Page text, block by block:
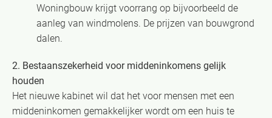
Woningbouw krijgt voorrang op bijvoorbeeld de
aanleg van windmolens. De prijzen van bouwgrond
dalen.
2. Bestaanszekerheid voor middeninkomens gelijk
houden
Het nieuwe kabinet wil dat het voor mensen met een
middeninkomen gemakkelijker wordt om een huis te